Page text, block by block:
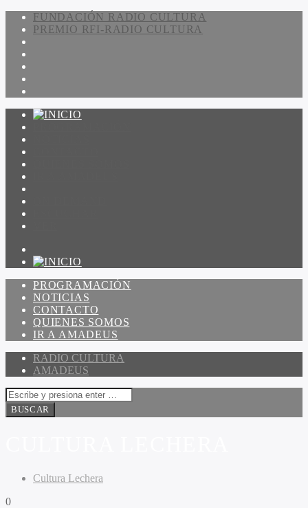
FUNDACIÓN RADIO CULTURA
PREMIO RFI-RADIO CULTURA
PROGRAMACIÓN
NOTICIAS
CONTACTO
QUIENES SOMOS
IR A AMADEUS
RADIO CULTURA
AMADEUS
Cultura Lechera
0